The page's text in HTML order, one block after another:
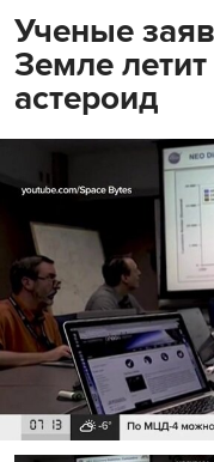
Ученые
Земле
астероид